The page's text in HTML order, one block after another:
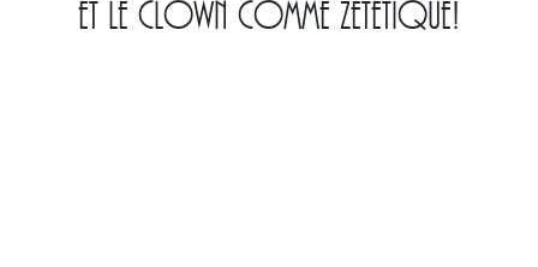
et le clown comme zététique!